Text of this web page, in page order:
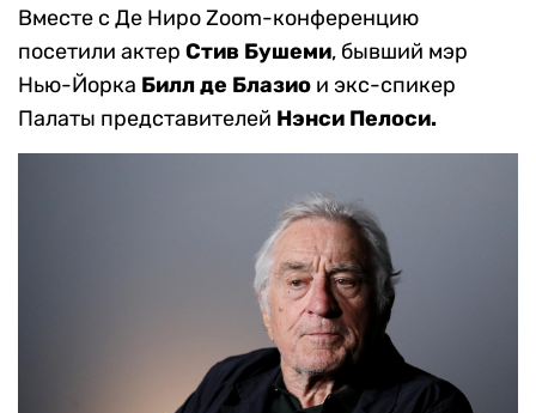
Вместе с Де Ниро Zoom-конференцию
посетили актер Стив Бушеми, бывший мэр
Нью-Йорка Билл де Блазио и экс-спикер
Палаты представителей Нэнси Пелоси.